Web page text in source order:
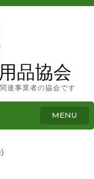
品協会
連事業者の協会です
MENU